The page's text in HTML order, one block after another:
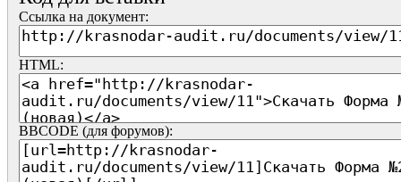
Ссылка на документ:
HTML:
BBCODE (для форумов):